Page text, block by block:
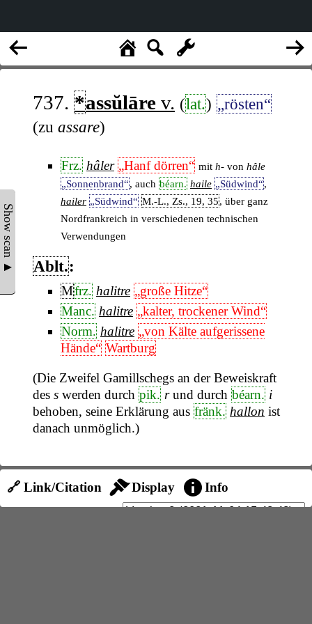
Show scan ▲
737. *assŭlāre v. (lat.) „rösten“
(zu assare)
Frz. hâler „Hanf dörren“ mit h- von hâle
„Sonnenbrand“, auch béarn. haile „Südwind“,
hailer „Südwind“ M.-L., Zs., 19, 35, über ganz
Nordfrankreich in verschiedenen technischen
Verwendungen
Ablt.:
Mfrz. halitre „große Hitze“
Manc. halitre „kalter, trockener Wind“
Norm. halitre „von Kälte aufgerissene
Hände“ Wartburg
(Die Zweifel Gamillschegs an der Beweiskraft
des s werden durch pik. rund durch béarn. i
behoben, seine Erklärung aus fränk. hallon ist
danach unmöglich.)
🔗 Link/Citation Display Info